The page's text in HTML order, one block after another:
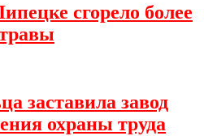
сгорело более
заставила завод
охраны труда